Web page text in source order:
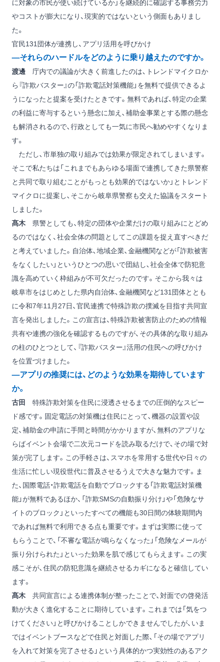
に対象の市民が使い続けているか」を継続的に確認する事務労力
やコストが膨大になり、現実的ではないという側面もありまし
た。
官民131団体が連携し、アプリ活用を呼びかけ
―それらのハードルをどのように乗り越えたのですか。
渡邊 庁内での議論が大きく前進したのは、トレンドマイクロか
ら『詐欺バスター』の「詐欺電話対策機能」を無料で提供できるよ
うになったと提案を受けたときです。無料であれば、特定の企業
の利益に寄与するという懸念に加え、補助金事業とする際の懸念
も解消されるので、行政としても一気に市民へ勧めやすくなりま
す。
ただし、市単独の取り組みでは効果が限定されてしまいます。
そこで私たちは「これまでもあらゆる場面で連携してきた県警察
と共同で取り組むことがもっとも効果的ではないか」とトレンド
マイクロに提案し、そこから岐阜県警察も交えた協議をスタート
しました。
髙木 県警としても、特定の団体や企業だけの取り組みにとどめ
るのではなく、社会全体の問題としてこの課題を捉え直すべきだ
と考えていました。自治体、地域企業、金融機関などが「詐欺被害
をなくしたい」というひとつの思いで団結し、社会全体で防犯意
識を高めていく枠組みが不可欠だったのです。そこから我々は
岐阜市をはじめとした県内自治体、金融機関など131団体ととも
に令和7年11月27日、官民連携で特殊詐欺の撲滅を目指す共同宣
言を発出しました。この宣言は、特殊詐欺被害防止のための情報
共有や連携の強化を確認するものですが、その具体的な取り組み
の柱のひとつとして、『詐欺バスター』活用の住民への呼びかけ
を位置づけました。
―アプリの推奨には、どのような効果を期待しています
か。
古田
特殊詐欺対策を住民に浸透させるまでの圧倒的なスピー
ド感です。固定電話の対策機は住民にとって、機器の設置や設
定、補助金の申請に手間と時間がかかりますが、無料のアプリな
らばイベント会場で二次元コードを読み取るだけで、その場で対
策が完了します。この手軽さは、スマホを常用する世代や日々の
生活に忙しい現役世代に普及させるうえで大きな魅力です。ま
た、国際電話・詐欺電話を自動でブロックする「詐欺電話対策機
能」が無料であるほか、「詐欺SMSの自動振り分け」や「危険なサ
イトのブロック」といったすべての機能も30日間の体験期間内
であれば無料で利用できる点も重要です。まずは実際に使って
もらうことで、「不審な電話が鳴らなくなった」「危険なメールが
振り分けられた」といった効果を肌で感じてもらえます。この実
感こそが、住民の防犯意識を継続させるカギになると確信してい
ます。
髙木 共同宣言による連携体制が整ったことで、対面での啓発活
動が大きく進化することに期待しています。これまでは「気をつ
けてください」と呼びかけることしかできませんでしたが、いま
ではイベントブースなどで住民と対面した際、「その場でアプリ
を入れて対策を完了させる」という具体的かつ実効性のあるアク